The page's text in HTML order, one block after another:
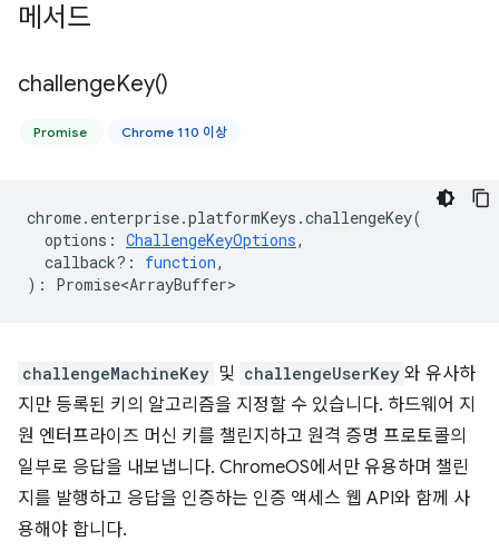
메서드
challengeKey()
Promise Chrome 110 이상
chrome. enterprise.platformKeys .challengeKey(
options : ChallengeKeyOptions,
callback? : function,
) : Promise<ArrayBuffer>
challengeMachineKey 및 challengeUserKey 와 유사하
지만 등록된 키의 알고리즘을 지정할 수 있습니다. 하드웨어 지
원 엔터프라이즈 머신 키를 챌린지하고 원격 증명 프로토콜의
일부로 응답을 내보냅니다. ChromeOS에서만 유용하며 챌린
지를 발행하고 응답을 인증하는 인증 액세스 웹 API와 함께 사
용해야 합니다.